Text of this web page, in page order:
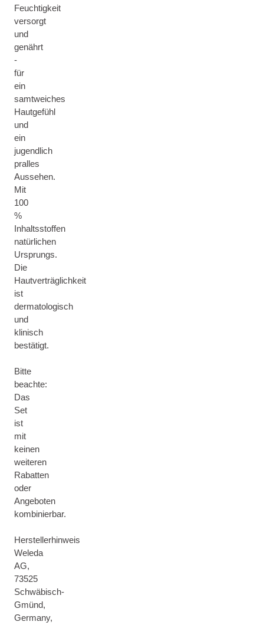
Feuchtigkeit
versorgt
und
genährt
-
für
ein
samtweiches
Hautgefühl
und
ein
jugendlich
pralles
Aussehen.
Mit
100
%
Inhaltsstoffen
natürlichen
Ursprungs.
Die
Hautverträglichkeit
ist
dermatologisch
und
klinisch
bestätigt.
Bitte
beachte:
Das
Set
ist
mit
keinen
weiteren
Rabatten
oder
Angeboten
kombinierbar.
Herstellerhinweis
Weleda
AG,
73525
Schwäbisch-
Gmünd,
Germany,